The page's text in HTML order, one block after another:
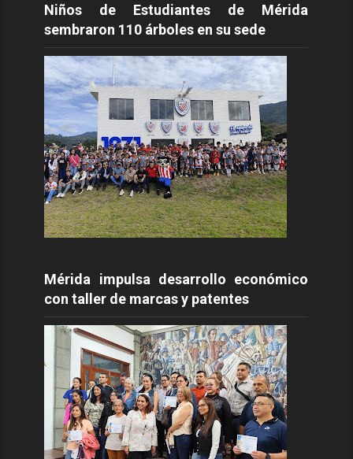
Niños de Estudiantes de Mérida
sembraron 110 árboles en su sede
Mérida impulsa desarrollo económico
con taller de marcas y patentes